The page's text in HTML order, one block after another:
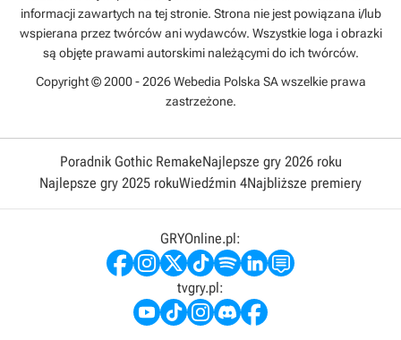
informacji zawartych na tej stronie. Strona nie jest powiązana i/lub
wspierana przez twórców ani wydawców. Wszystkie loga i obrazki
są objęte prawami autorskimi należącymi do ich twórców.
Copyright © 2000 - 2026 Webedia Polska SA wszelkie prawa
zastrzeżone.
Poradnik Gothic RemakeNajlepsze gry 2026 roku
Najlepsze gry 2025 rokuWiedźmin 4Najbliższe premiery
GRYOnline.pl:
tvgry.pl: